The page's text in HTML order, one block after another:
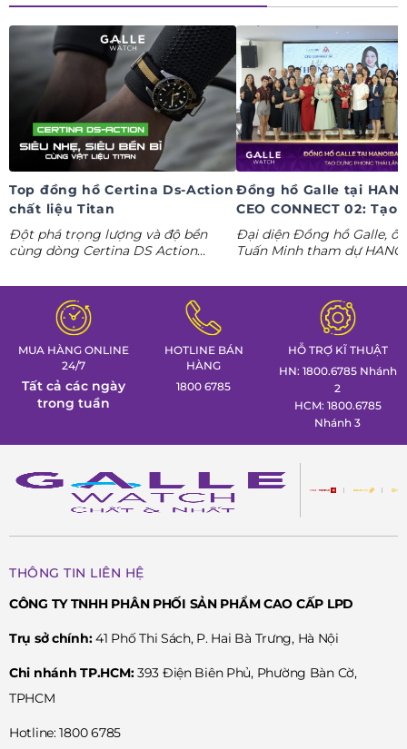
Top đồng hồ Certina Ds-Action
chất liệu Titan
Đột phá trọng lượng và độ bền
cùng dòng Certina DS Action
tác thể thao cá tính nhất trong
Tuần lễ đồng hồ Thụy Sỹ cùng
Đồng hồ Galle!
Đồng hồ Galle tại
CEO CONNECT 02: Tạo
phong thái lãnh đạo kỷ
nguyên AI
Đại diện Đồng hồ Galle,
Tuấn Minh tham dự
gian trưng bày đồng hồ
định hình phong thái lãnh
MUA HÀNG ONLINE
24/7
Tất cả các ngày
trong tuần
HOTLINE BÁN
HÀNG
1800 6785
HỖ TRỢ KĨ THUẬT
HN: 1800.6785 Nhánh
2
HCM: 1800.6785
Nhánh 3
THÔNG TIN LIÊN HỆ
CÔNG TY TNHH PHÂN PHỐI SẢN PHẨM CAO CẤP LPD
Trụ sở chính:41 Phố Thi Sách, P. Hai Bà Trưng, Hà Nội
Chi nhánh TP.HCM:393 Điện Biên Phủ, Phường Bàn Cờ,
TPHCM
Hotline: 1800 6785